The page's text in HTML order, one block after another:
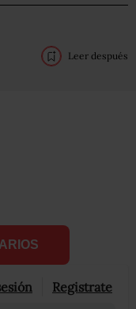
Leer después
Registrate